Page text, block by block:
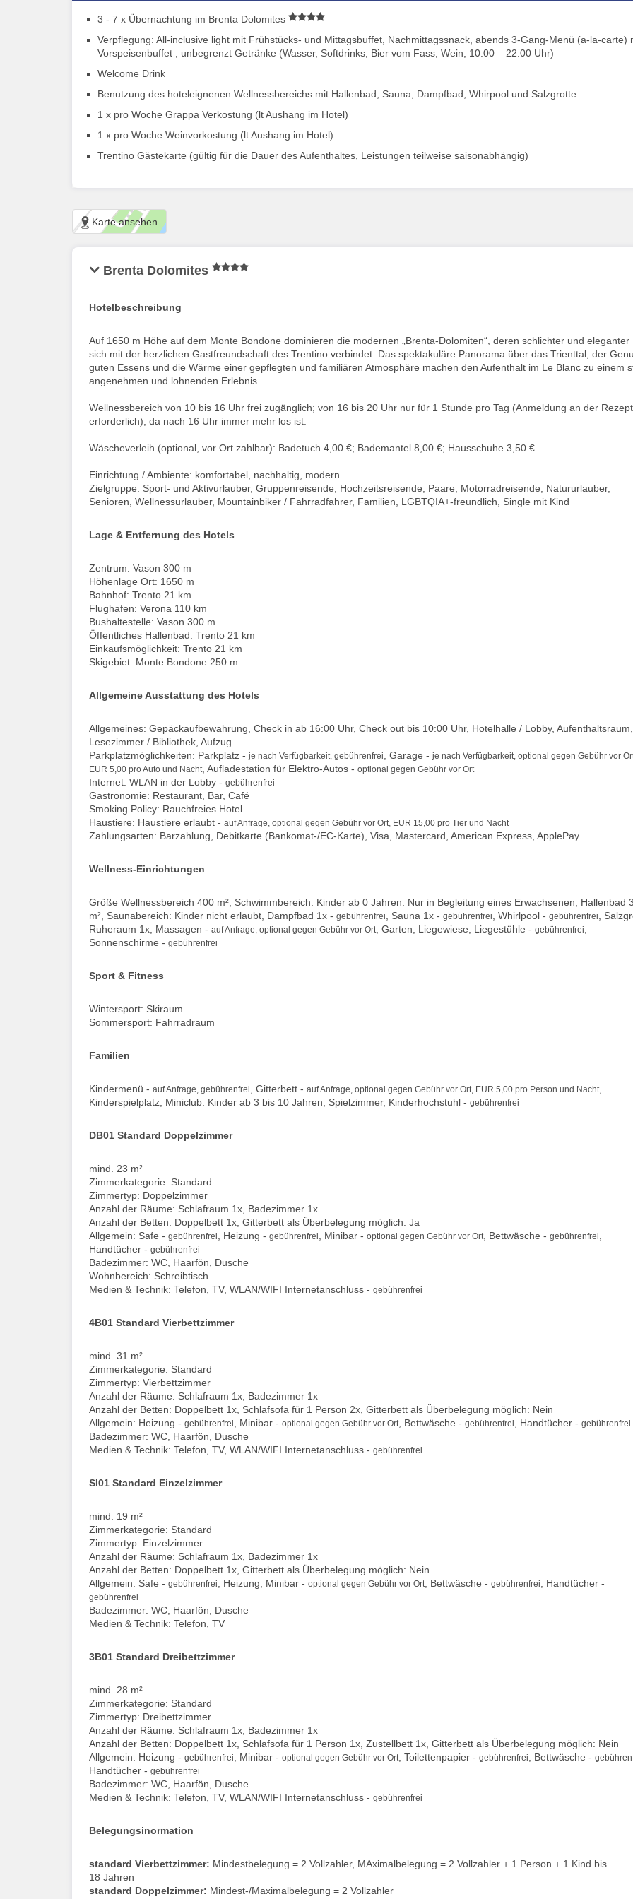
3 - 7 x Übernachtung im Brenta Dolomites
Verpflegung: All-inclusive light mit Frühstücks- und Mittagsbuffet, Nachmittagssnack, abends 3-Gang-Menü (a-la-carte)
Vorspeisenbuffet , unbegrenzt Getränke (Wasser, Softdrinks, Bier vom Fass, Wein, 10:00 – 22:00 Uhr)
Welcome Drink
Benutzung des hoteleignenen Wellnessbereichs mit Hallenbad, Sauna, Dampfbad, Whirpool und Salzgrotte
1 x pro Woche Grappa Verkostung (lt Aushang im Hotel)
1 x pro Woche Weinvorkostung (lt Aushang im Hotel)
Trentino Gästekarte (gültig für die Dauer des Aufenthaltes, Leistungen teilweise saisonabhängig)
Karte ansehen
Brenta Dolomites
Hotelbeschreibung
Auf 1650 m Höhe auf dem Monte Bondone dominieren die modernen „Brenta-Dolomiten“, deren schlichter und eleganter
sich mit der herzlichen Gastfreundschaft des Trentino verbindet. Das spektakuläre Panorama über das Trienttal, der
guten Essens und die Wärme einer gepflegten und familiären Atmosphäre machen den Aufenthalt im Le Blanc zu einem
angenehmen und lohnenden Erlebnis.
Wellnessbereich von 10 bis 16 Uhr frei zugänglich; von 16 bis 20 Uhr nur für 1 Stunde pro Tag (Anmeldung an der
erforderlich), da nach 16 Uhr immer mehr los ist.
Wäscheverleih (optional, vor Ort zahlbar): Badetuch 4,00 €; Bademantel 8,00 €; Hausschuhe 3,50 €.
Einrichtung / Ambiente: komfortabel, nachhaltig, modern
Zielgruppe: Sport- und Aktivurlauber, Gruppenreisende, Hochzeitsreisende, Paare, Motorradreisende, Natururlauber,
Senioren, Wellnessurlauber, Mountainbiker / Fahrradfahrer, Familien, LGBTQIA+-freundlich, Single mit Kind
Lage & Entfernung des Hotels
Zentrum: Vason 300 m
Höhenlage Ort: 1650 m
Bahnhof: Trento 21 km
Flughafen: Verona 110 km
Bushaltestelle: Vason 300 m
Öffentliches Hallenbad: Trento 21 km
Einkaufsmöglichkeit: Trento 21 km
Skigebiet: Monte Bondone 250 m
Allgemeine Ausstattung des Hotels
Allgemeines: Gepäckaufbewahrung, Check in ab 16:00 Uhr, Check out bis 10:00 Uhr, Hotelhalle / Lobby, Aufenthaltsraum,
Lesezimmer / Bibliothek, Aufzug
Parkplatzmöglichkeiten: Parkplatz - je nach Verfügbarkeit, gebührenfrei, Garage - je nach Verfügbarkeit, optional gegen Gebühr vor
EUR 5,00 pro Auto und Nacht, Aufladestation für Elektro-Autos - optional gegen Gebühr vor Ort
Internet: WLAN in der Lobby - gebührenfrei
Gastronomie: Restaurant, Bar, Café
Smoking Policy: Rauchfreies Hotel
Haustiere: Haustiere erlaubt - auf Anfrage, optional gegen Gebühr vor Ort, EUR 15,00 pro Tier und Nacht
Zahlungsarten: Barzahlung, Debitkarte (Bankomat-/EC-Karte), Visa, Mastercard, American Express, ApplePay
Wellness-Einrichtungen
Größe Wellnessbereich 400 m², Schwimmbereich: Kinder ab 0 Jahren. Nur in Begleitung eines Erwachsenen, Hallenbad
m², Saunabereich: Kinder nicht erlaubt, Dampfbad 1x - gebührenfrei, Sauna 1x - gebührenfrei, Whirlpool - gebührenfrei,
Ruheraum 1x, Massagen - auf Anfrage, optional gegen Gebühr vor Ort, Garten, Liegewiese, Liegestühle - gebührenfrei,
Sonnenschirme - gebührenfrei
Sport & Fitness
Wintersport: Skiraum
Sommersport: Fahrradraum
Familien
Kindermenü - auf Anfrage, gebührenfrei, Gitterbett - auf Anfrage, optional gegen Gebühr vor Ort, EUR 5,00 pro Person und Nacht,
Kinderspielplatz, Miniclub: Kinder ab 3 bis 10 Jahren, Spielzimmer, Kinderhochstuhl - gebührenfrei
DB01 Standard Doppelzimmer
mind. 23 m²
Zimmerkategorie: Standard
Zimmertyp: Doppelzimmer
Anzahl der Räume: Schlafraum 1x, Badezimmer 1x
Anzahl der Betten: Doppelbett 1x, Gitterbett als Überbelegung möglich: Ja
Allgemein: Safe - gebührenfrei, Heizung - gebührenfrei, Minibar - optional gegen Gebühr vor Ort, Bettwäsche - gebührenfrei,
Handtücher - gebührenfrei
Badezimmer: WC, Haarfön, Dusche
Wohnbereich: Schreibtisch
Medien & Technik: Telefon, TV, WLAN/WIFI Internetanschluss - gebührenfrei
4B01 Standard Vierbettzimmer
mind. 31 m²
Zimmerkategorie: Standard
Zimmertyp: Vierbettzimmer
Anzahl der Räume: Schlafraum 1x, Badezimmer 1x
Anzahl der Betten: Doppelbett 1x, Schlafsofa für 1 Person 2x, Gitterbett als Überbelegung möglich: Nein
Allgemein: Heizung - gebührenfrei, Minibar - optional gegen Gebühr vor Ort, Bettwäsche - gebührenfrei, Handtücher - gebührenfrei
Badezimmer: WC, Haarfön, Dusche
Medien & Technik: Telefon, TV, WLAN/WIFI Internetanschluss - gebührenfrei
SI01 Standard Einzelzimmer
mind. 19 m²
Zimmerkategorie: Standard
Zimmertyp: Einzelzimmer
Anzahl der Räume: Schlafraum 1x, Badezimmer 1x
Anzahl der Betten: Doppelbett 1x, Gitterbett als Überbelegung möglich: Nein
Allgemein: Safe - gebührenfrei, Heizung, Minibar - optional gegen Gebühr vor Ort, Bettwäsche - gebührenfrei, Handtücher -
gebührenfrei
Badezimmer: WC, Haarfön, Dusche
Medien & Technik: Telefon, TV
3B01 Standard Dreibettzimmer
mind. 28 m²
Zimmerkategorie: Standard
Zimmertyp: Dreibettzimmer
Anzahl der Räume: Schlafraum 1x, Badezimmer 1x
Anzahl der Betten: Doppelbett 1x, Schlafsofa für 1 Person 1x, Zustellbett 1x, Gitterbett als Überbelegung möglich: Nein
Allgemein: Heizung - gebührenfrei, Minibar - optional gegen Gebühr vor Ort, Toilettenpapier - gebührenfrei, Bettwäsche -
Handtücher - gebührenfrei
Badezimmer: WC, Haarfön, Dusche
Medien & Technik: Telefon, TV, WLAN/WIFI Internetanschluss - gebührenfrei
Belegungsinormation
standard Vierbettzimmer: Mindestbelegung = 2 Vollzahler, MAximalbelegung = 2 Vollzahler + 1 Person + 1 Kind bis
18 Jahren
standard Doppelzimmer: Mindest-/Maximalbelegung = 2 Vollzahler